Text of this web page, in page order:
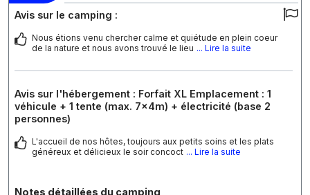
Avis sur le camping :
Nous étions venu chercher calme et quiétude en plein coeur
de la nature et nous avons trouvé le lieu ... Lire la suite
Avis sur l'hébergement : Forfait XL Emplacement : 1
véhicule + 1 tente (max. 7x4m) + électricité (base 2
personnes)
L'accueil de nos hôtes, toujours aux petits soins et les plats
généreux et délicieux le soir concoct ... Lire la suite
Notes détaillées du camping